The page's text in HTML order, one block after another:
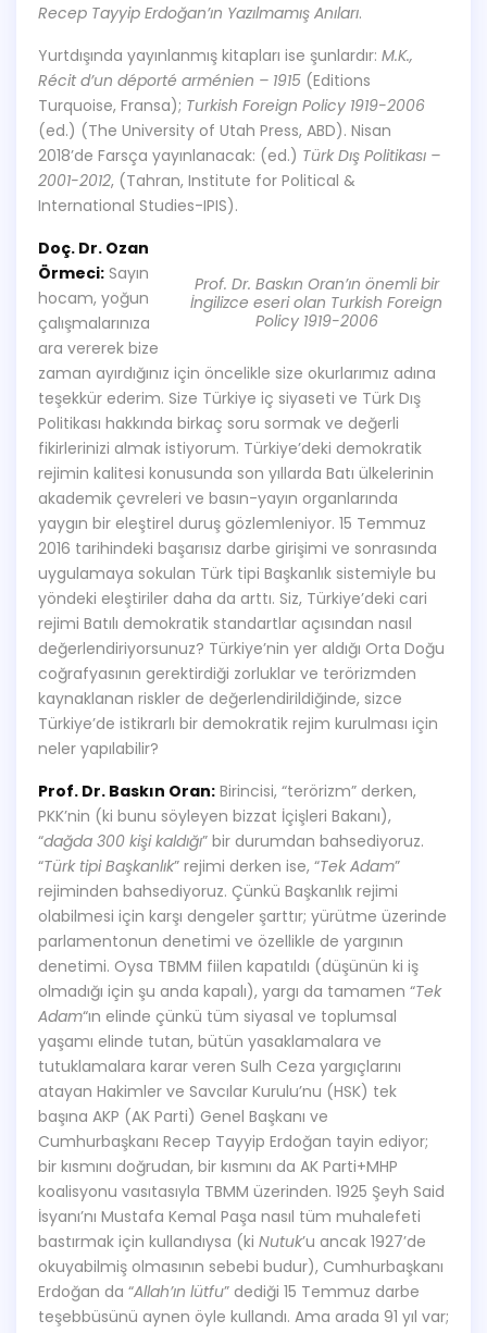
Recep Tayyip Erdoğan’ın Yazılmamış Anıları.
Yurtdışında yayınlanmış kitapları ise şunlardır: M.K.,
Récit d’un déporté arménien – 1915 (Editions
Turquoise, Fransa); Turkish Foreign Policy 1919-2006
(ed.) (The University of Utah Press, ABD). Nisan
2018’de Farsça yayınlanacak: (ed.) Türk Dış Politikası –
2001-2012, (Tahran, Institute for Political &
International Studies-IPIS).
Prof. Dr. Baskın Oran’ın önemli bir
İngilizce eseri olan Turkish Foreign
Policy 1919-2006
Doç. Dr. Ozan
Örmeci: Sayın
hocam, yoğun
çalışmalarınıza
ara vererek bize
zaman ayırdığınız için öncelikle size okurlarımız adına
teşekkür ederim. Size Türkiye iç siyaseti ve Türk Dış
Politikası hakkında birkaç soru sormak ve değerli
fikirlerinizi almak istiyorum. Türkiye’deki demokratik
rejimin kalitesi konusunda son yıllarda Batı ülkelerinin
akademik çevreleri ve basın-yayın organlarında
yaygın bir eleştirel duruş gözlemleniyor. 15 Temmuz
2016 tarihindeki başarısız darbe girişimi ve sonrasında
uygulamaya sokulan Türk tipi Başkanlık sistemiyle bu
yöndeki eleştiriler daha da arttı. Siz, Türkiye’deki cari
rejimi Batılı demokratik standartlar açısından nasıl
değerlendiriyorsunuz? Türkiye’nin yer aldığı Orta Doğu
coğrafyasının gerektirdiği zorluklar ve terörizmden
kaynaklanan riskler de değerlendirildiğinde, sizce
Türkiye’de istikrarlı bir demokratik rejim kurulması için
neler yapılabilir?
Prof. Dr. Baskın Oran: Birincisi, “terörizm” derken,
PKK’nin (ki bunu söyleyen bizzat İçişleri Bakanı),
“dağda 300 kişi kaldığı” bir durumdan bahsediyoruz.
“Türk tipi Başkanlık” rejimi derken ise, “Tek Adam”
rejiminden bahsediyoruz. Çünkü Başkanlık rejimi
olabilmesi için karşı dengeler şarttır; yürütme üzerinde
parlamentonun denetimi ve özellikle de yargının
denetimi. Oysa TBMM fiilen kapatıldı (düşünün ki iş
olmadığı için şu anda kapalı), yargı da tamamen “Tek
Adam“ın elinde çünkü tüm siyasal ve toplumsal
yaşamı elinde tutan, bütün yasaklamalara ve
tutuklamalara karar veren Sulh Ceza yargıçlarını
atayan Hakimler ve Savcılar Kurulu’nu (HSK) tek
başına AKP (AK Parti) Genel Başkanı ve
Cumhurbaşkanı Recep Tayyip Erdoğan tayin ediyor;
bir kısmını doğrudan, bir kısmını da AK Parti+MHP
koalisyonu vasıtasıyla TBMM üzerinden. 1925 Şeyh Said
İsyanı’nı Mustafa Kemal Paşa nasıl tüm muhalefeti
bastırmak için kullandıysa (ki Nutuk’u ancak 1927’de
okuyabilmiş olmasının sebebi budur), Cumhurbaşkanı
Erdoğan da “Allah’ın lütfu” dediği 15 Temmuz darbe
teşebbüsünü aynen öyle kullandı. Ama arada 91 yıl var;